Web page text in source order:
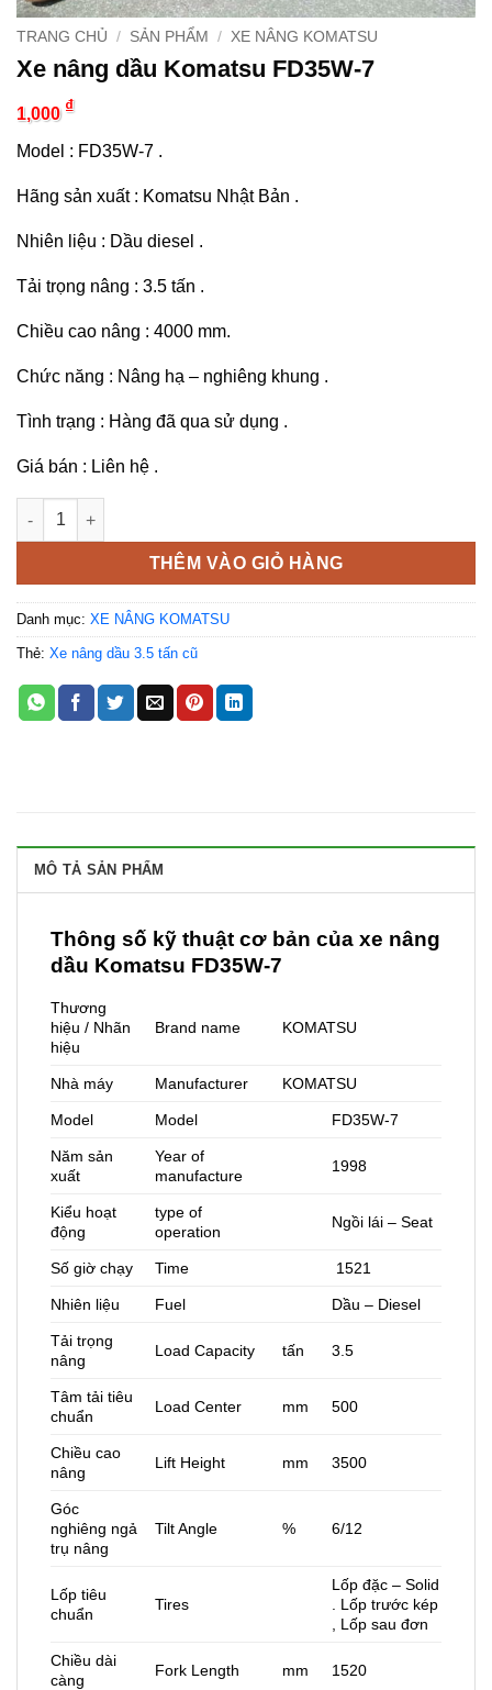
TRANG CHỦ / SẢN PHẨM / XE NÂNG KOMATSU
Xe nâng dầu Komatsu FD35W-7
1,000 ₫
Model : FD35W-7 .
Hãng sản xuất : Komatsu Nhật Bản .
Nhiên liệu : Dầu diesel .
Tải trọng nâng : 3.5 tấn .
Chiều cao nâng : 4000 mm.
Chức năng : Nâng hạ – nghiêng khung .
Tình trạng : Hàng đã qua sử dụng .
Giá bán : Liên hệ .
Xe nâng dầu Komatsu FD35W-7 số lượng
THÊM VÀO GIỎ HÀNG
Danh mục: XE NÂNG KOMATSU
Thẻ: Xe nâng dầu 3.5 tấn cũ
MÔ TẢ SẢN PHẨM
Thông số kỹ thuật cơ bản của xe nâng
dầu Komatsu FD35W-7
Thương
hiệu / Nhãn
hiệu
Brand name KOMATSU
Nhà máy Manufacturer KOMATSU
Model Model FD35W-7
Năm sản
xuất
Year of
manufacture
1998
Kiểu hoạt
động
type of
operation
Ngồi lái – Seat
Số giờ chạy Time 1521
Nhiên liệu Fuel Dầu – Diesel
Tải trọng
nâng
Load Capacity tấn 3.5
Tâm tải tiêu
chuẩn
Load Center mm 500
Chiều cao
nâng
Lift Height mm 3500
Góc
nghiêng ngả
trụ nâng
Tilt Angle % 6/12
Lốp tiêu
chuẩn
Tires
Lốp đặc – Solid
. Lốp trước kép
, Lốp sau đơn
Chiều dài
càng
Fork Length mm 1520